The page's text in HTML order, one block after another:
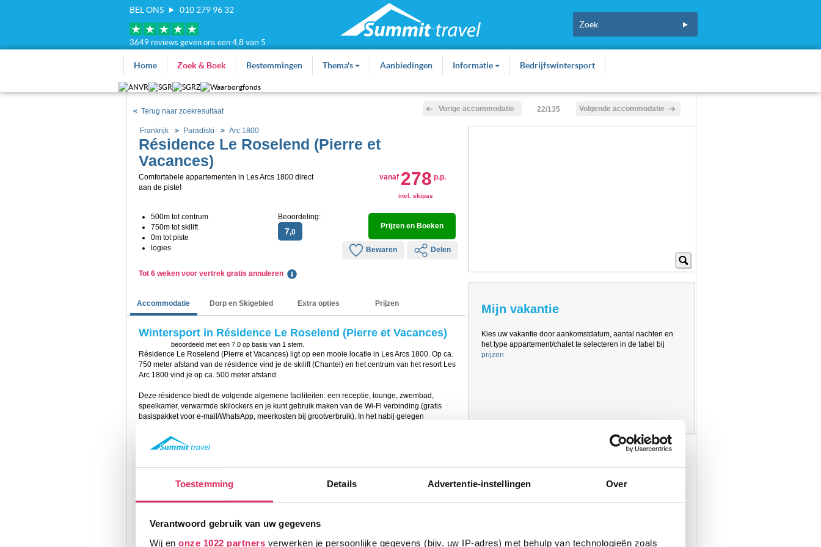
Toestemming Details Advertentie-instellingen Over
Verantwoord gebruik van uw gegevens
Wij en onze 1022 partners verwerken je persoonlijke gegevens (bijv. uw IP-adres) met behulp van technologieën zoals
BEL ONS 010 279 96 32
3649 reviews geven ons een 4,8 van 5
Home Zoek & Boek Bestemmingen Thema's Aanbiedingen Informatie Bedrijfswintersport
<Terug naar zoekresultaat Volgende accommodatie
22/135
Vorige accommodatie
Frankrijk Paradiski Arc 1800
Résidence Le Roselend (Pierre et
Vacances)
Comfortabele appartementen in Les Arcs 1800 direct
aan de piste!
vanaf 278 p.p.
incl. skipas
500m tot centrum
750m tot skilift
0m tot piste
logies
Prijzen en Boeken
Bewaren Delen
Beoordeling:
7,0
Tot 6 weken voor vertrek gratis annuleren
Accommodatie Dorp en Skigebied Extra opties Prijzen
Wintersport in Résidence Le Roselend (Pierre et Vacances)
beoordeeld met een 7.0op basis van 1stem.
Résidence Le Roselend (Pierre et Vacances) ligt op een mooie locatie in Les Arcs 1800. Op ca.
750 meter afstand van de résidence vind je de skilift (Chantel) en het centrum van het resort Les
Arc 1800 vind je op ca. 500 meter afstand.
Deze résidence biedt de volgende algemene faciliteiten: een receptie, lounge, zwembad,
speelkamer, verwarmde skilockers en je kunt gebruik maken van de Wi-Fi verbinding (gratis
basispakket voor e-mail/WhatsApp, meerkosten bij grootverbruik). In het nabij gelegen
een sauna en stoombad.
De appartementen in Résidence Le Roseland (Pierre et Vacances) beschikken alle over een
woonkamer met een bedbank (voor 1 of 2 personen) en televisie. De keuken is volledig ingericht
met o.a. een Nespresso koffiezetapparaat, koelkast, fornuis, broodrooster en vaatwasser. De
persoonsbedden. Enkel in de appartementen aangeduid met een (*) heeft 1 slaapkamer een
stapelbed. In de genoemde cabines staat altijd een stapelbed. Let op! De stapelbedden zijn
aanbevolen voor kinderen.
Mijn vakantie
Kies uw vakantie door aankomstdatum, aantal nachten en
het type appartement/chalet te selecteren in de tabel bij
prijzen